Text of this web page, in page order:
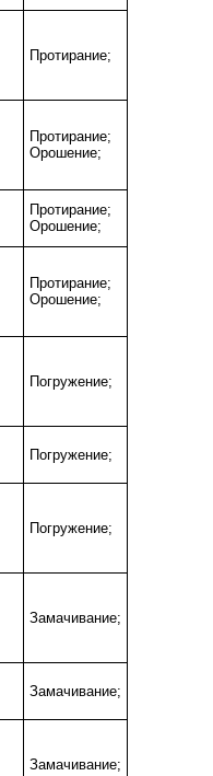
Протирание;
Протирание;
Орошение;
Протирание;
Орошение;
Протирание;
Орошение;
Погружение;
Погружение;
Погружение;
Замачивание;
Замачивание;
Замачивание;